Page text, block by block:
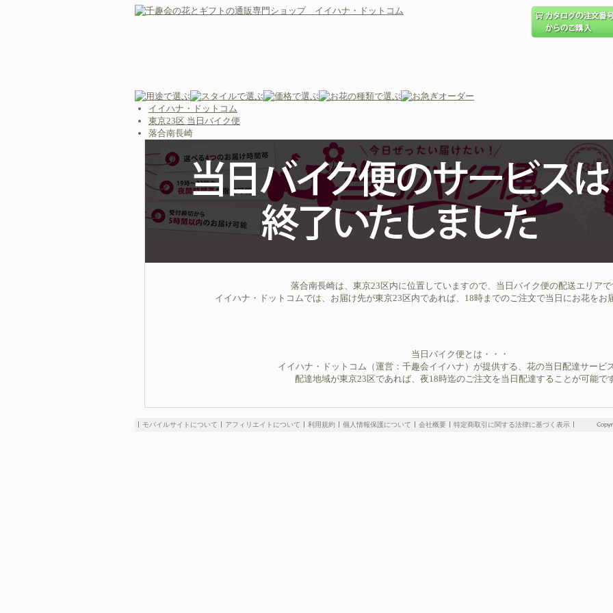
イイハナ・ドットコム
東京23区 当日バイク便
落合南長崎
落合南長崎は、東京23区内に位置していますので、当日バイク便の配送エリアで
イイハナ・ドットコムでは、お届け先が東京23区内であれば、18時までのご注文で当日にお花をお
当日バイク便とは・・・
イイハナ・ドットコム（運営：千趣会イイハナ）が提供する、花の当日配達サービス
配達地域が東京23区であれば、夜18時迄のご注文を当日配達することが可能です
モバイルサイトについて アフィリエイトについて 利用規約 個人情報保護について 会社概要 特定商取引に関する法律に基づく表示